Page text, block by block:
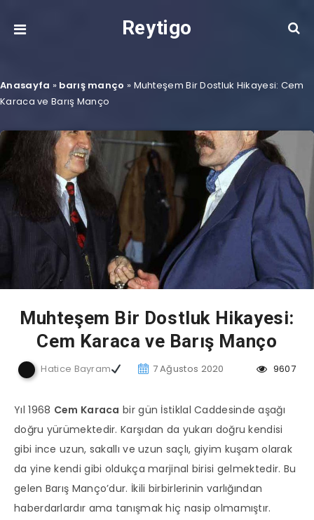
Reytigo
Anasayfa » barış manço » Muhteşem Bir Dostluk Hikayesi: Cem
Karaca ve Barış Manço
Muhteşem Bir Dostluk Hikayesi:
Cem Karaca ve Barış Manço
Hatice Bayram 7 Ağustos 2020 9607
Yıl 1968 Cem Karaca bir gün İstiklal Caddesinde aşağı
doğru yürümektedir. Karşıdan da yukarı doğru kendisi
gibi ince uzun, sakallı ve uzun saçlı, giyim kuşam olarak
da yine kendi gibi oldukça marjinal birisi gelmektedir. Bu
gelen Barış Manço’dur. İkili birbirlerinin varlığından
haberdarlardır ama tanışmak hiç nasip olmamıştır.